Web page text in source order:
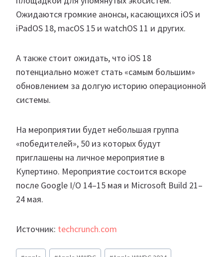
Ожидаются громкие анонсы, касающихся iOS и
iPadOS 18, macOS 15 и watchOS 11 и других.
А также стоит ожидать, что iOS 18
потенциально может стать «самым большим»
обновлением за долгую историю операционной
системы.
На мероприятии будет небольшая группа
«победителей», 50 из которых будут
приглашены на личное мероприятие в
Купертино. Мероприятие состоится вскоре
после Google I/O 14–15 мая и Microsoft Build 21–
24 мая.
Источник: techcrunch.com
Метки